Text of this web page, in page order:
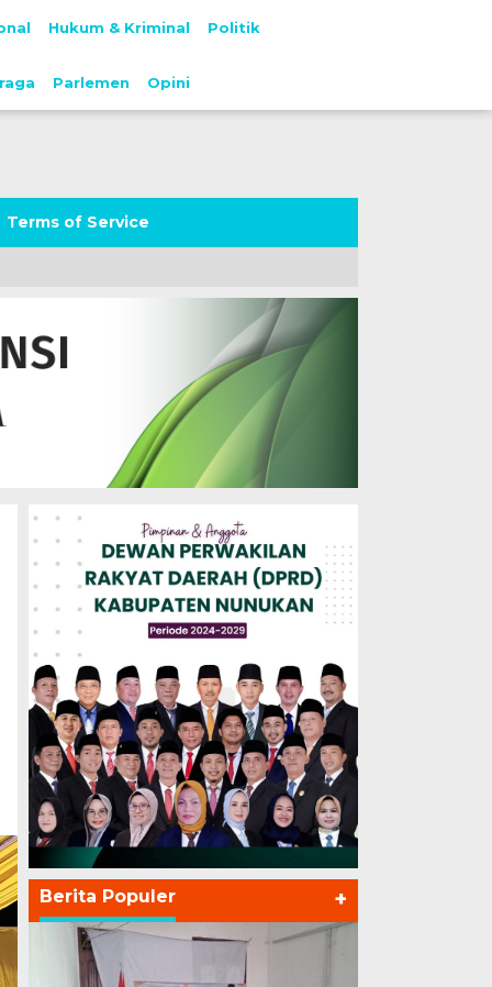
Hukum & Kriminal Politik
Parlemen Opini
Terms of Service
Berita Populer +